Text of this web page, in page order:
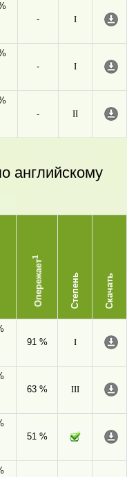
-
I
-
I
-
II
английскому
Опережает
1
Степень Скачать
91 %
I
63 %
III
51 %